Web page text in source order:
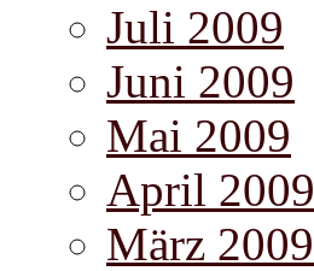
Juli 2009
Juni 2009
Mai 2009
April 2009
März 2009